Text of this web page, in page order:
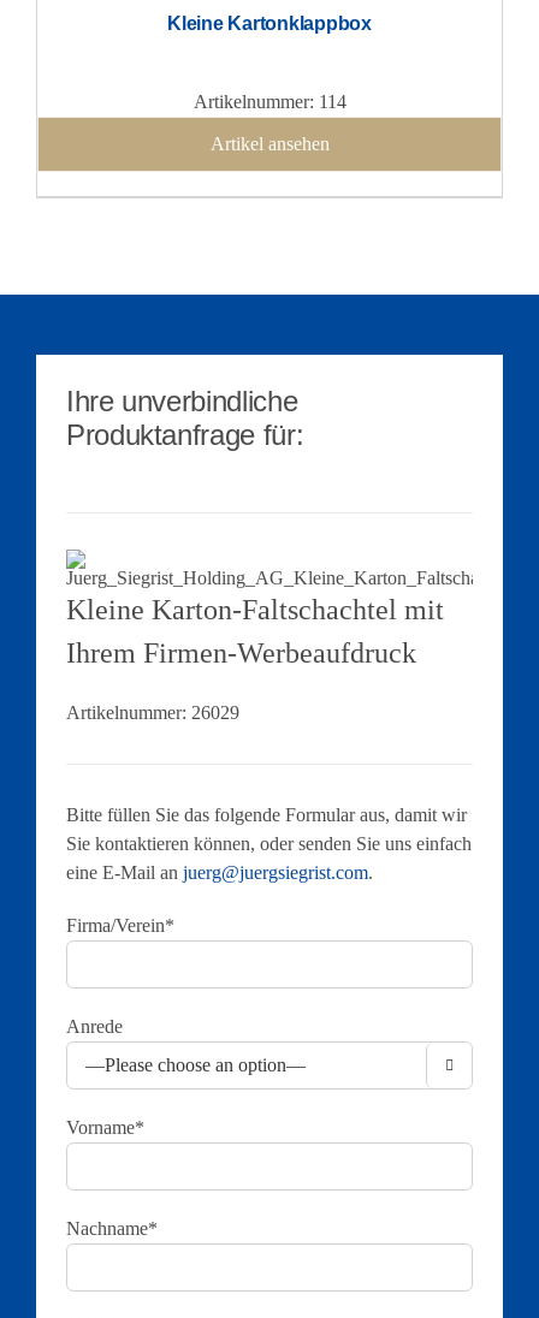
Kleine Kartonklappbox
Artikelnummer: 114
Artikel ansehen
Ihre unverbindliche
Produktanfrage für:
Kleine Karton-Faltschachtel mit
Ihrem Firmen-Werbeaufdruck
Artikelnummer: 26029
Bitte füllen Sie das folgende Formular aus, damit wir
Sie kontaktieren können, oder senden Sie uns einfach
eine E-Mail an juerg@juergsiegrist.com.
Firma/Verein*
Anrede

Vorname*
Nachname*